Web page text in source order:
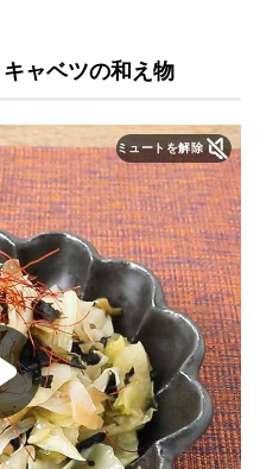
ャベツの和え物
ミュートを解除